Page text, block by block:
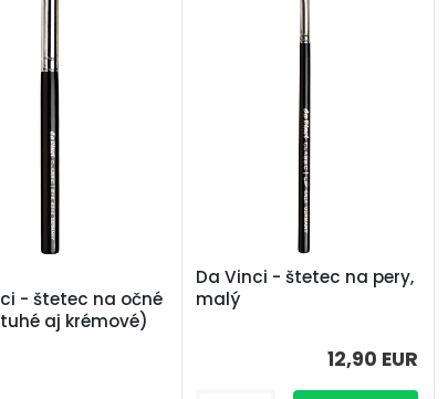
- štetec na očné
aj krémové)
Da Vinci - štetec na pery,
malý
12,90 EUR